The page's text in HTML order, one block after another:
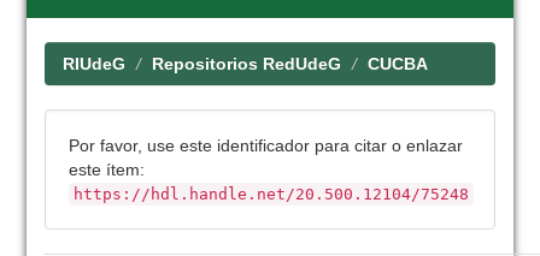
RIUdeG Repositorios RedUdeG CUCBA
Por favor, use este identificador para citar o enlazar
este ítem:
https://hdl.handle.net/20.500.12104/75248